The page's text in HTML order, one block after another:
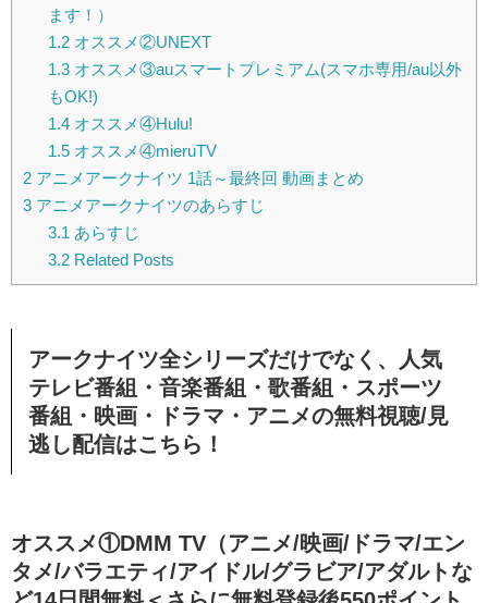
ます！）
1.2オススメ②UNEXT
1.3オススメ③auスマートプレミアム(スマホ専用/au以外
もOK!)
1.4オススメ④Hulu!
1.5オススメ④mieruTV
2 アニメアークナイツ 1話～最終回 動画まとめ
3 アニメアークナイツのあらすじ
3.1 あらすじ
3.2Related Posts
アークナイツ全シリーズだけでなく、人気
テレビ番組・音楽番組・歌番組・スポーツ
番組・映画・ドラマ・アニメの無料視聴/見
逃し配信はこちら！
オススメ①DMM TV（アニメ/映画/ドラマ/エン
タメ/バラエティ/アイドル/グラビア/アダルトな